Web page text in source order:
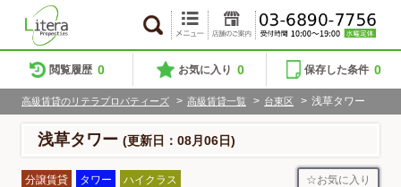
閲覧履歴 0 お気に入り 0 保存した条件 0
高級賃貸のリテラプロパティーズ > 高級賃貸一覧 > 台東区 > 浅草タワー
浅草タワー (更新日：08月06日)
分譲賃貸 タワー ハイクラス お気に入り